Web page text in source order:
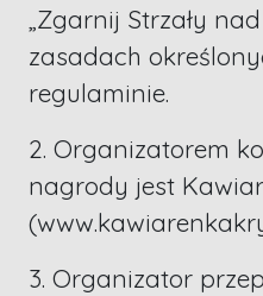
„Zgarnij Strzały
zasadach
regulaminie.
2. Organizatorem
nagrody jest
3. Organizator